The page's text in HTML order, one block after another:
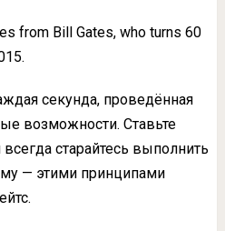
from Bill Gates, who turns 60
секунда, проведённая
возможности. Ставьте
старайтесь выполнить
— этими принципами